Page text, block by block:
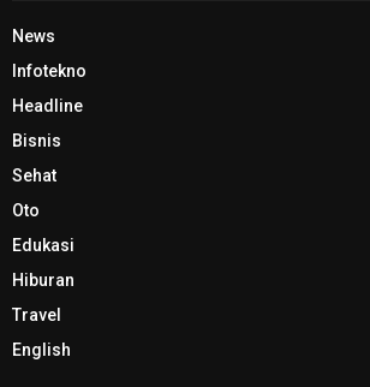
News
Infotekno
Headline
Bisnis
Sehat
Oto
Edukasi
Hiburan
Travel
English